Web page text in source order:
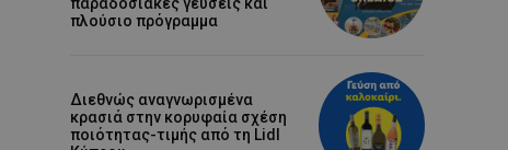
πλούσιο πρόγραμμα
Διεθνώς αναγνωρισμένα
κρασιά στην κορυφαία σχέση
ποιότητας-τιμής από τη Lidl